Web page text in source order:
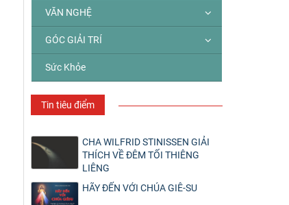
VĂN NGHỆ
GÓC GIẢI TRÍ
Sức Khỏe
Tin tiêu điểm
CHA WILFRID STINISSEN GIẢI
THÍCH VỀ ĐÊM TỐI THIÊNG
LIÊNG
HÃY ĐẾN VỚI CHÚA GIÊ-SU